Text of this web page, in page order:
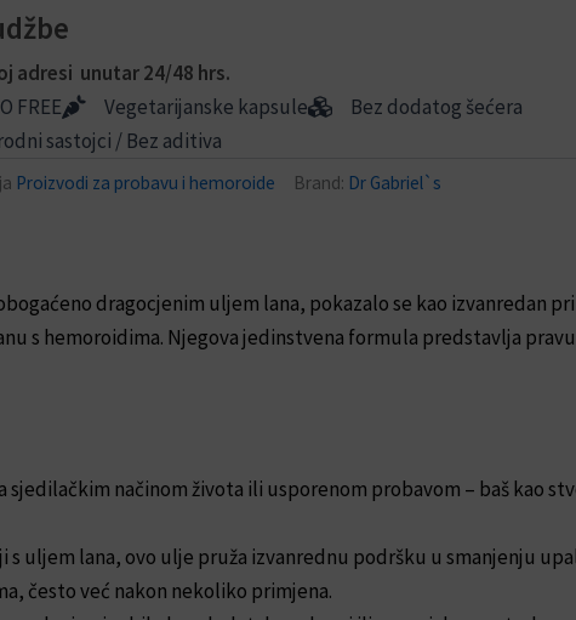
adresi unutar 24/48 hrs.
FREE
Vegetarijanske kapsule
Bez dodatog šećera
sastojci / Bez aditiva
Proizvodi za probavu i hemoroide Brand: Dr Gabriel`s
dragocjenim uljem lana, pokazalo se kao izvanredan
s hemoroidima. Njegova jedinstvena formula predstavlja
načinom života ili usporenom probavom – baš kao
uljem lana, ovo ulje pruža izvanrednu podršku u smanjenju
često već nakon nekoliko primjena.